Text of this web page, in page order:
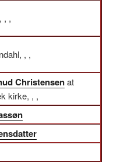
, ,
, ,
Christensenat
kirke, , ,